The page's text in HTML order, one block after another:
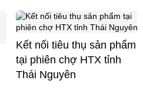
Kết nối tiêu thụ sản phẩm
tại phiên chợ HTX tỉnh
Thái Nguyên